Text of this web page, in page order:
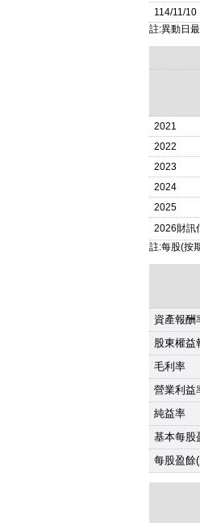
114/11/10
註:異動日
2021
2022
2023
2024
2025
2026財訊
註:每股(按
資產報酬
股東權益
毛利率
營業利益
純益率
基本每股
每股盈餘